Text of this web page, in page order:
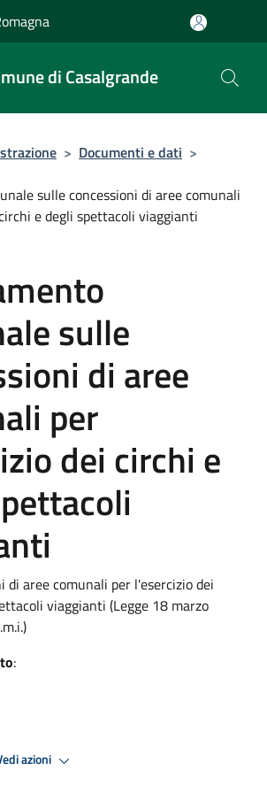
di Casalgrande
> Documenti e dati >
sulle concessioni di aree comunali
e degli spettacoli viaggianti
sulle
di aree
per
dei circhi e
di aree comunali per l'esercizio dei
viaggianti (Legge 18 marzo
:
azioni